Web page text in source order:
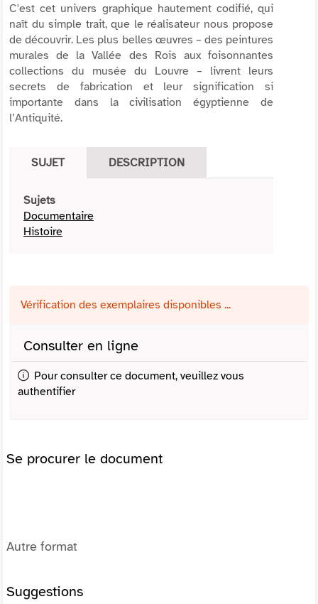
C'est cet univers graphique hautement codifié, qui
naît du simple trait, que le réalisateur nous propose
de découvrir. Les plus belles œuvres – des peintures
murales de la Vallée des Rois aux foisonnantes
collections du musée du Louvre – livrent leurs
secrets de fabrication et leur signification si
importante dans la civilisation égyptienne de
l’Antiquité.
SUJET DESCRIPTION
Sujets
Documentaire
Histoire
Vérification des exemplaires disponibles ...
Consulter en ligne
Pour consulter ce document, veuillez vous
authentifier
Se procurer le document
Autre format
Suggestions